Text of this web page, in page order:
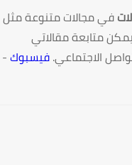
في مجالات متنوعة مثل
متابعة مقالاتي
الاجتماعي.فيسبوك-